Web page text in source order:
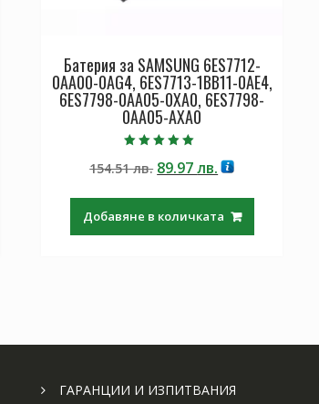
Батерия за SAMSUNG 6ES7712-
0AA00-0AG4, 6ES7713-1BB11-0AE4,
6ES7798-0AA05-0XA0, 6ES7798-
0AA05-AXA0
5.00
от 5
154.51лв. Original
154.51 лв..
89.97лв.Текущата
89.97 лв..
Добавяне в количката
ГАРАНЦИИ И ИЗПИТВАНИЯ